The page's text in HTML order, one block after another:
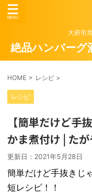
大府市
絶品ハンバー
HOME > レシピ >
レシピ
【簡単だけど手
かま煮付け | た
更新日： 2021年5月28日
簡単だけど手抜きじ
短レシピ！！